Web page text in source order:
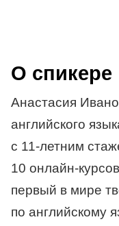
О спикере
Анастасия
английского
с 11-летним
10 онлайн-
первый в мире
по английскому